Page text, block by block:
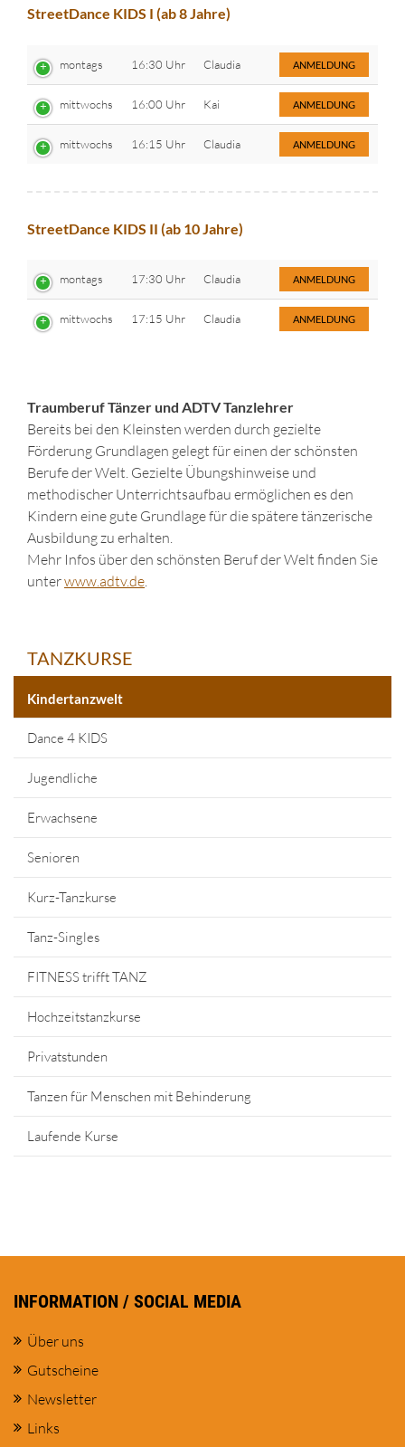
StreetDance KIDS I (ab 8 Jahre)
montags 16:30 Uhr Claudia ANMELDUNG
mittwochs 16:00 Uhr Kai ANMELDUNG
mittwochs 16:15 Uhr Claudia ANMELDUNG
StreetDance KIDS II (ab 10 Jahre)
montags 17:30 Uhr Claudia ANMELDUNG
mittwochs 17:15 Uhr Claudia ANMELDUNG
Traumberuf Tänzer und ADTV Tanzlehrer
Bereits bei den Kleinsten werden durch gezielte
Förderung Grundlagen gelegt für einen der schönsten
Berufe der Welt. Gezielte Übungshinweise und
methodischer Unterrichtsaufbau ermöglichen es den
Kindern eine gute Grundlage für die spätere tänzerische
Ausbildung zu erhalten.
Mehr Infos über den schönsten Beruf der Welt finden Sie
unterwww.adtv.de.
TANZKURSE
Kindertanzwelt
Dance 4 KIDS
Jugendliche
Erwachsene
Senioren
Kurz-Tanzkurse
Tanz-Singles
FITNESS trifft TANZ
Hochzeitstanzkurse
Privatstunden
Tanzen für Menschen mit Behinderung
Laufende Kurse
INFORMATION / SOCIAL MEDIA
Über uns
Gutscheine
Newsletter
Links